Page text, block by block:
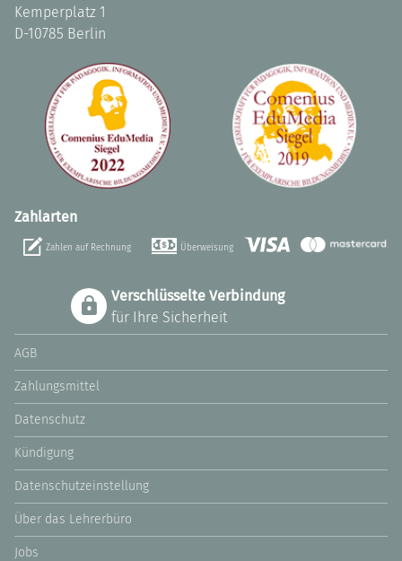
Kemperplatz 1
D-10785 Berlin
Zahlarten
Zahlen auf Rechnung Überweisung
Verschlüsselte Verbindung
für Ihre Sicherheit
AGB
Zahlungsmittel
Datenschutz
Kündigung
Datenschutzeinstellung
Über das Lehrerbüro
Jobs